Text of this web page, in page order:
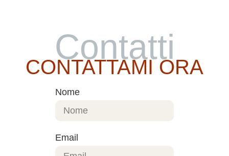
Contatti
CONTATTAMI ORA
Nome
Email